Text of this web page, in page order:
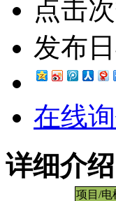
点击
发布日
在线
详细介绍
项目/电